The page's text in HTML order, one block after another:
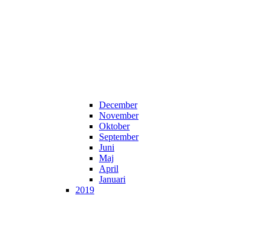
December
November
Oktober
September
Juni
Maj
April
Januari
2019